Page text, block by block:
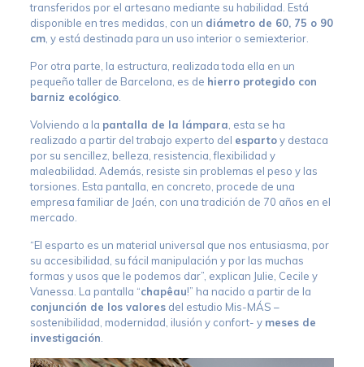
transferidos por el artesano mediante su habilidad. Está
disponible en tres medidas, con un diámetro de 60, 75 o 90
cm, y está destinada para un uso interior o semiexterior.
Por otra parte, la estructura, realizada toda ella en un
pequeño taller de Barcelona, es de hierro protegido con
barniz ecológico.
Volviendo a la pantalla de la lámpara, esta se ha
realizado a partir del trabajo experto del espartoy destaca
por su sencillez, belleza, resistencia, flexibilidad y
maleabilidad. Además, resiste sin problemas el peso y las
torsiones. Esta pantalla, en concreto, procede de una
empresa familiar de Jaén, con una tradición de 70 años en el
mercado.
“El esparto es un material universal que nos entusiasma, por
su accesibilidad, su fácil manipulación y por las muchas
formas y usos que le podemos dar”, explican Julie, Cecile y
Vanessa. La pantalla “chapêau!” ha nacido a partir de la
conjunción de los valoresdel estudio Mis-MÁS –
sostenibilidad, modernidad, ilusión y confort- y meses de
investigación.